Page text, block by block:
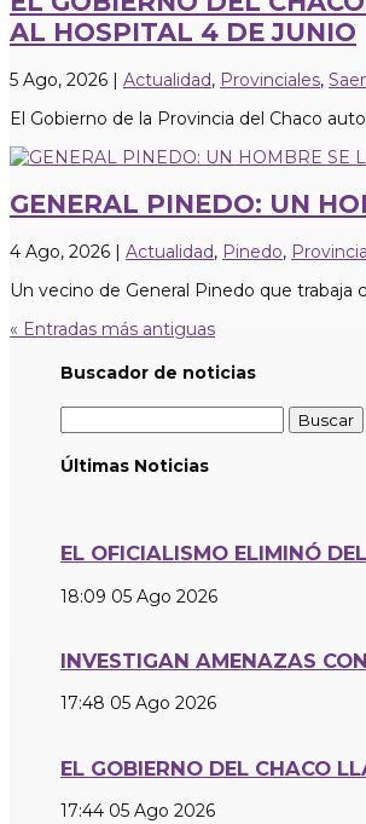
AL HOSPITAL 4 DE JUNIO
5 Ago, 2026 | Actualidad, Provinciales,
El Gobierno de la Provincia del Chaco
GENERAL PINEDO: UN
4 Ago, 2026 | Actualidad, Pinedo,
Un vecino de General Pinedo que trabaja
« Entradas más antiguas
Buscador de noticias
Últimas Noticias
EL OFICIALISMO ELIMINÓ
18:09 05 Ago 2026
INVESTIGAN AMENAZAS
17:48 05 Ago 2026
EL GOBIERNO DEL CHACO
17:44 05 Ago 2026